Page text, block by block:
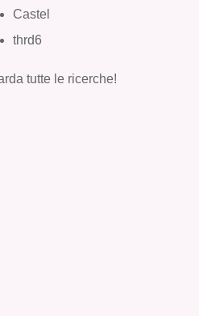
Castel
thrd6
tutte le ricerche!